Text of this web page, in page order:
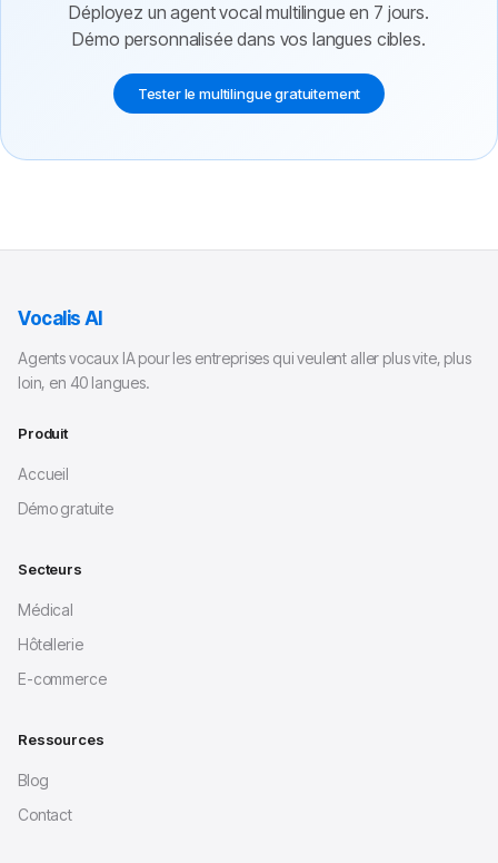
Déployez un agent vocal multilingue en 7 jours.
Démo personnalisée dans vos langues cibles.
Tester le multilingue gratuitement
Vocalis AI
Agents vocaux IA pour les entreprises qui veulent aller plus vite, plus
loin, en 40 langues.
Produit
Accueil
Démo gratuite
Secteurs
Médical
Hôtellerie
E-commerce
Ressources
Blog
Contact